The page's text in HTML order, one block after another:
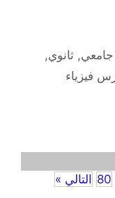
جامعي,ثانوي,
فيزياء
80 التالي »